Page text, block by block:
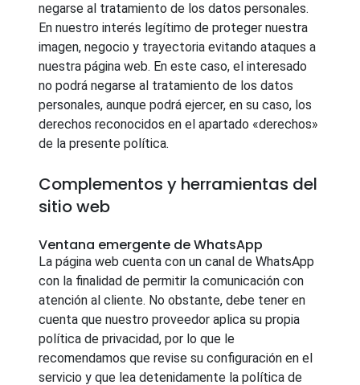
negarse al tratamiento de los datos personales.
En nuestro interés legítimo de proteger nuestra
imagen, negocio y trayectoria evitando ataques a
nuestra página web. En este caso, el interesado
no podrá negarse al tratamiento de los datos
personales, aunque podrá ejercer, en su caso, los
derechos reconocidos en el apartado «derechos»
de la presente política.
Complementos y herramientas del
sitio web
Ventana emergente de WhatsApp
La página web cuenta con un canal de WhatsApp
con la finalidad de permitir la comunicación con
atención al cliente. No obstante, debe tener en
cuenta que nuestro proveedor aplica su propia
política de privacidad, por lo que le
recomendamos que revise su configuración en el
servicio y que lea detenidamente la política de